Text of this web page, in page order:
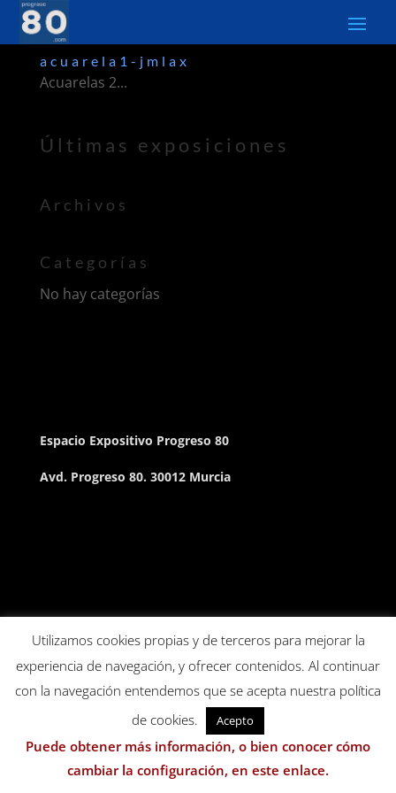
acuarela1-jmlax
Acuarelas 2...
Últimas exposiciones
Archivos
Categorías
No hay categorías
Espacio Expositivo Progreso 80
Avd. Progreso 80. 30012 Murcia
Utilizamos cookies propias y de terceros para mejorar la
experiencia de navegación, y ofrecer contenidos. Al continuar
con la navegación entendemos que se acepta nuestra política
de cookies.
Acepto
Puede obtener más información, o bien conocer cómo
cambiar la configuración, en este enlace.